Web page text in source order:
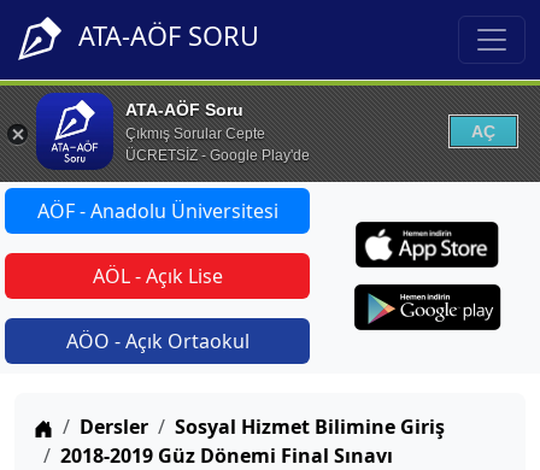
ATA-AÖF SORU
ATA-AÖF Soru
Çıkmış Sorular Cepte
ÜCRETSİZ - Google Play'de
AÇ
AÖF - Anadolu Üniversitesi
AÖL - Açık Lise
AÖO - Açık Ortaokul
Anasayfa
Dersler
Sosyal Hizmet Bilimine Giriş
2018-2019 Güz Dönemi Final Sınavı